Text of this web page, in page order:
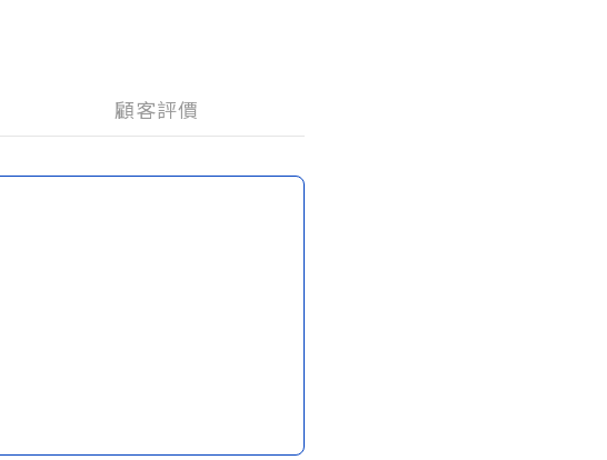
顧客評價